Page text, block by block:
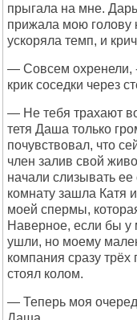
прыгала на мне.
прижала мою голову
ускоряла темп, и
— Совсем охренели,
крик соседки через
— Не тебя трахают
тетя Даша только
почувствовал, что
член залив свой
начали слизывать
комнату зашла Катя
моей спермы,
Наверное, если бы у
ушли, но моему
компания сразу
стоял колом.
— Теперь моя